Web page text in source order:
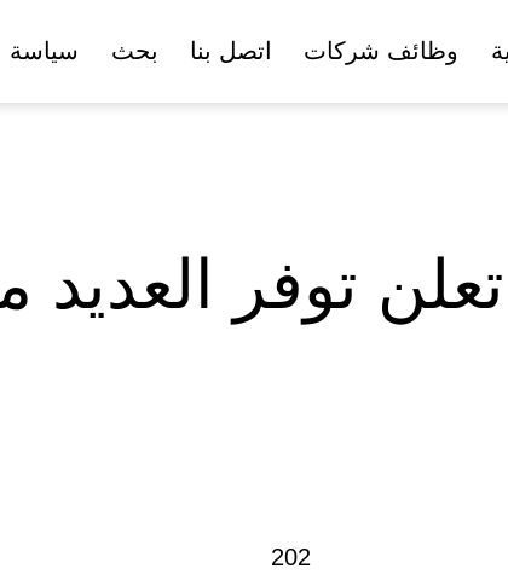
وظائف شركات اتصل بنا بحث سياسة
تعلن توفر